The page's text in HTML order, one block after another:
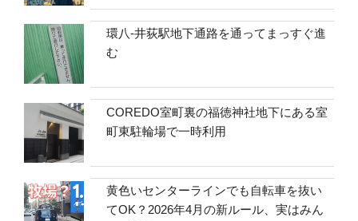
環八-井荻駅地下通路を通ってまっすぐ進
む
COREDO室町裏の福徳神社地下にある室
町東駐輪場で一時利用
黄色いセンターラインでも自転車を抜い
てOK？2026年4月の新ルール、実はみん